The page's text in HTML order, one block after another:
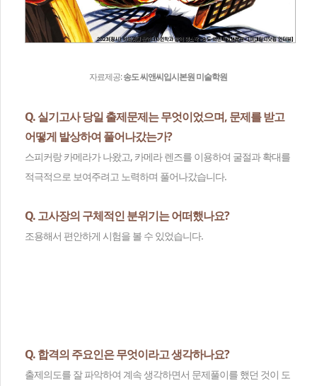
자료제공:송도 씨앤씨입시본원 미술학원
Q. 실기고사 당일 출제문제는 무엇이었으며, 문제를 받고
어떻게 발상하여 풀어나갔는가?
스피커랑 카메라가 나왔고, 카메라 렌즈를 이용하여 굴절과 확대를
적극적으로 보여주려고 노력하며 풀어나갔습니다.
Q. 고사장의 구체적인 분위기는 어떠했나요?
조용해서 편안하게 시험을 볼 수 있었습니다.
Q. 합격의 주요인은 무엇이라고 생각하나요?
출제의도를 잘 파악하여 계속 생각하면서 문제풀이를 했던 것이 도